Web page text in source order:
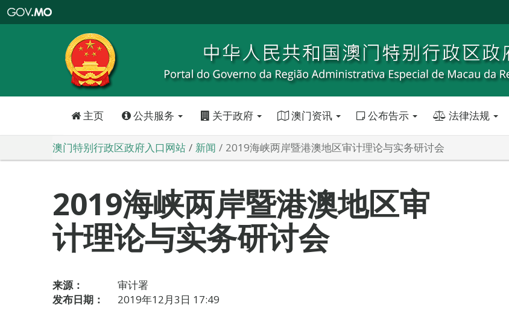
特
政
区
政
口
主页 公共服务 关于政府 澳门资讯 公布告示 法律法规
澳门特别行政区政府入口网站 新闻 2019海峡两岸暨港澳地区审计理论与实务研讨会
2019海峡两岸暨港澳地区审
计理论与实务研讨会
来源：
审计署
发布日期：
2019年12月3日 17:49